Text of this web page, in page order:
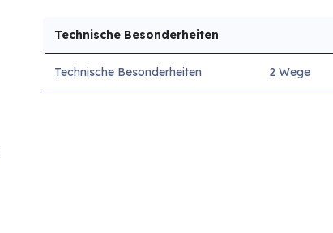
Technische Besonderheiten
Technische Besonderheiten 2 Wege